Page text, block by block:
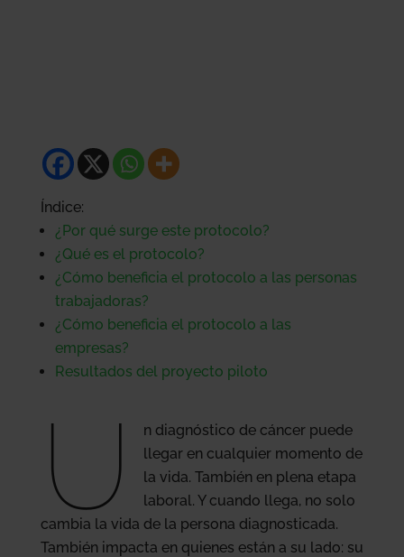
Índice:
¿Por qué surge este protocolo?
¿Qué es el protocolo?
¿Cómo beneficia el protocolo a las personas
trabajadoras?
¿Cómo beneficia el protocolo a las
empresas?
Resultados del proyecto piloto
U
n diagnóstico de cáncer puede
llegar en cualquier momento de
la vida. También en plena etapa
laboral. Y cuando llega, no solo
cambia la vida de la persona diagnosticada.
También impacta en quienes están a su lado: su